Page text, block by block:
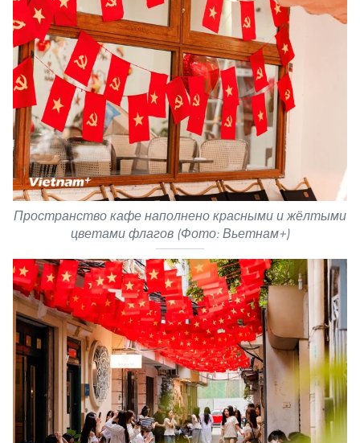
Пространство кафе наполнено красными и жёлтыми
цветами флагов (Фото: Вьетнам+)